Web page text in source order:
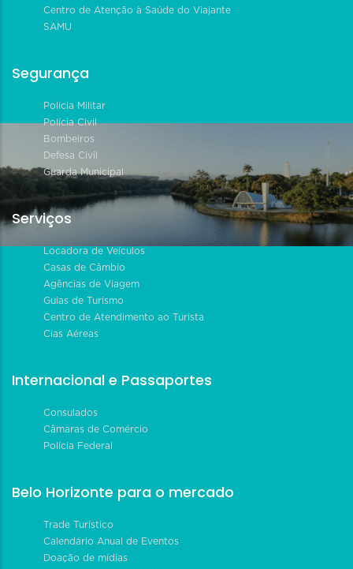
Centro de Atenção à Saúde do Viajante
SAMU
Segurança
Polícia Militar
Polícia Civil
Bombeiros
Defesa Civil
Guarda Municipal
Serviços
Locadora de Veículos
Casas de Câmbio
Agências de Viagem
Guias de Turismo
Centro de Atendimento ao Turista
Cias Aéreas
Internacional e Passaportes
Consulados
Câmaras de Comércio
Polícia Federal
Belo Horizonte para o mercado
Trade Turístico
Calendário Anual de Eventos
Doação de mídias